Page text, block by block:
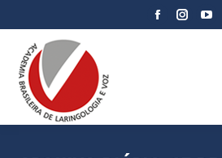
Facebook